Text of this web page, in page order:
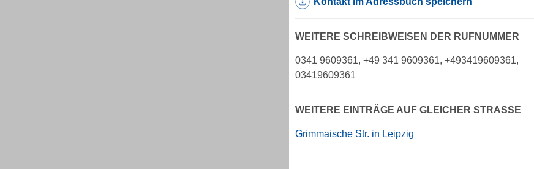
WEITERE SCHREIBWEISEN DER RUFNUMMER
0341 9609361, +49 341 9609361, +493419609361,
03419609361
WEITERE EINTRÄGE AUF GLEICHER STRASSE
Grimmaische Str. in Leipzig